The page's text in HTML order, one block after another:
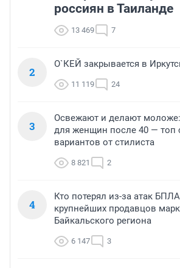
россиян в Таиланде
13 469 7
2
О`КЕЙ закрывается в
11 119 24
3
Освежают и делают
для женщин после 40 — топ
вариантов от стилиста
8 821 2
4
Кто потерял из-за атак
крупнейших продавцов
Байкальского региона
6 147 3